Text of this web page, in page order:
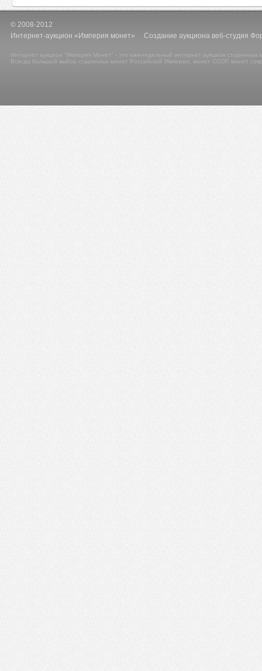
© 2008-2012
Интернет-аукцион «Империя монет» Создание аукциона веб-студия
Интернет аукцион "Империя Монет" - это еженедельный интернет аукцион
Всегда большой выбор старинных монет Российской Империи, монет СССР, монет